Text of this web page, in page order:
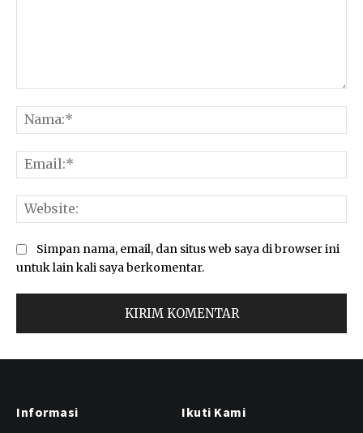
Simpan nama, email, dan situs web saya di browser ini
untuk lain kali saya berkomentar.
Informasi Ikuti Kami